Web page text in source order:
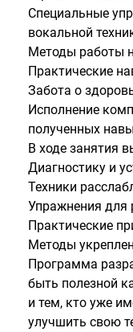
Специальные
вокальной
Методы работы
Практические
Забота о
Исполнение
полученных
В ходе занятия
Диагностику и
Техники
Упражнения для
Практические
Методы
Программа
быть полезной
и тем, кто уже
улучшить свою